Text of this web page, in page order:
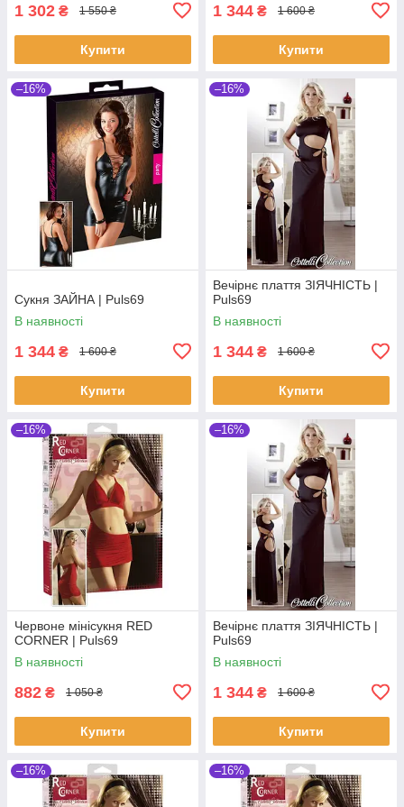
1 302 ₴ 1 550 ₴
Купити
1 344 ₴ 1 600 ₴
Купити
–16%
Сукня ЗАЙНА | Puls69
В наявності
1 344 ₴ 1 600 ₴
Купити
–16%
Вечірнє плаття ЗІЯЧНІСТЬ |
Puls69
В наявності
1 344 ₴ 1 600 ₴
Купити
–16%
Червоне мінісукня RED
CORNER | Puls69
В наявності
882 ₴ 1 050 ₴
Купити
–16%
Вечірнє плаття ЗІЯЧНІСТЬ |
Puls69
В наявності
1 344 ₴ 1 600 ₴
Купити
–16% –16%